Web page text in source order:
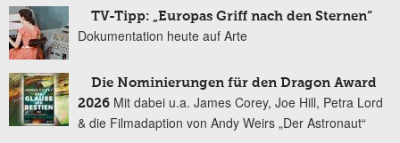
TV-Tipp: „Europas Griff nach den Sternen“
Dokumentation heute auf Arte
Die Nominierungen für den Dragon Award
2026 Mit dabei u.a. James Corey, Joe Hill, Petra Lord
& die Filmadaption von Andy Weirs „Der Astronaut“